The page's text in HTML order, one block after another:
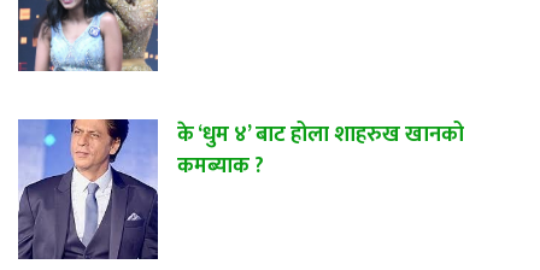
के ‘धुम ४’ बाट होला शाहरुख खानको
कमब्याक ?